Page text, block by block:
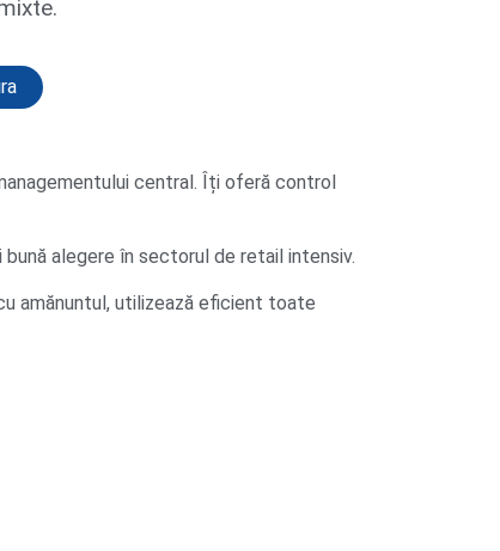
central. Îți oferă control
alegere în sectorul de retail intensiv.
amănuntul, utilizează eficient toate